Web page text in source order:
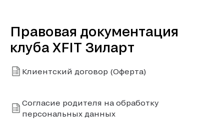
Правовая документация
клуба XFIT Зиларт
Клиентский договор (Оферта)
Согласие родителя на обработку
персональных данных